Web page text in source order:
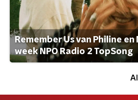
Remember Us van Philine en
week NPO Radio 2 TopSong